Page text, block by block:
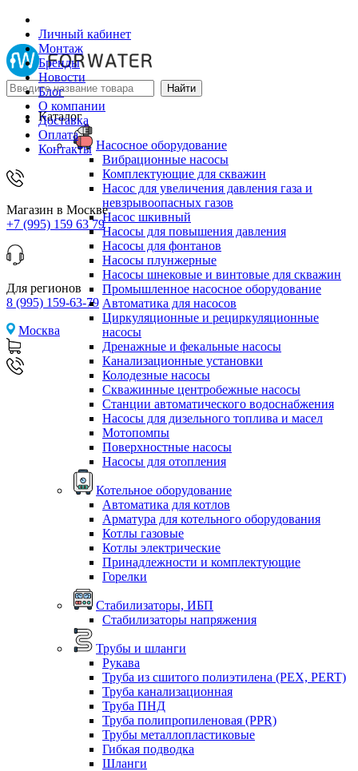
Личный кабинет
Монтаж
Бренды
Новости
Блог
О компании
Доставка
Оплата
Контакты
Магазин в Москве
+7 (995) 159 63 79
Для регионов
8 (995) 159-63-79
Москва
Каталог
Насосное оборудование
Вибрационные насосы
Комплектующие для скважин
Насос для увеличения давления газа и
невзрывоопасных газов
Насос шкивный
Насосы для повышения давления
Насосы для фонтанов
Насосы плунжерные
Насосы шнековые и винтовые для скважин
Промышленное насосное оборудование
Автоматика для насосов
Циркуляционные и рециркуляционные
насосы
Дренажные и фекальные насосы
Канализационные установки
Колодезные насосы
Скважинные центробежные насосы
Станции автоматического водоснабжения
Насосы для дизельного топлива и масел
Мотопомпы
Поверхностные насосы
Насосы для отопления
Котельное оборудование
Автоматика для котлов
Арматура для котельного оборудования
Котлы газовые
Котлы электрические
Принадлежности и комплектующие
Горелки
Стабилизаторы, ИБП
Стабилизаторы напряжения
Трубы и шланги
Рукава
Труба из сшитого полиэтилена (PEX, PERT)
Труба канализационная
Труба ПНД
Труба полипропиленовая (PPR)
Трубы металлопластиковые
Гибкая подводка
Шланги